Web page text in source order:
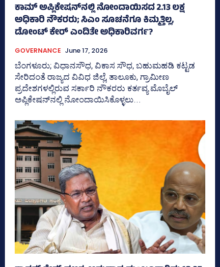
ಕಾಮ್‌ ಅಪ್ಲಿಕೇಷನ್‌ನಲ್ಲಿ ನೋಂದಾಯಿಸದ 2.13 ಲಕ್ಷ
ಅಧಿಕಾರಿ ನೌಕರರು; ಸಿಎಂ ಸೂಚನೆಗೂ ಕಿಮ್ಮತ್ತಿಲ್ಲ,
ಡೋಂಟ್ ಕೇರ್ ಎಂದಿತೇ ಅಧಿಕಾರಿವರ್ಗ?
GOVERNANCE June 17, 2026
ಬೆಂಗಳೂರು; ವಿಧಾನಸೌಧ, ವಿಕಾಸ ಸೌಧ, ಬಹುಮಹಡಿ ಕಟ್ಟಡ
ಸೇರಿದಂತೆ ರಾಜ್ಯದ ವಿವಿಧ ಜಿಲ್ಲೆ, ತಾಲೂಕು, ಗ್ರಾಮೀಣ
ಪ್ರದೇಶಗಳಲ್ಲಿರುವ ಸರ್ಕಾರಿ ನೌಕರರು ಕರ್ತವ್ಯ ಮೊಬೈಲ್‌
ಅಪ್ಲಿಕೇಷನ್‌ನಲ್ಲಿ ನೋಂದಾಯಿಸಿಕೊಳ್ಳಲು...